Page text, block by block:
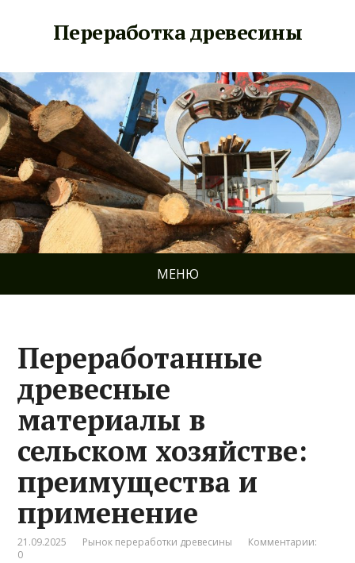
Переработка древесины
МЕНЮ
Переработанные
древесные
материалы в
сельском хозяйстве:
преимущества и
применение
21.09.2025 Рынок переработки древесины
Комментарии:
0